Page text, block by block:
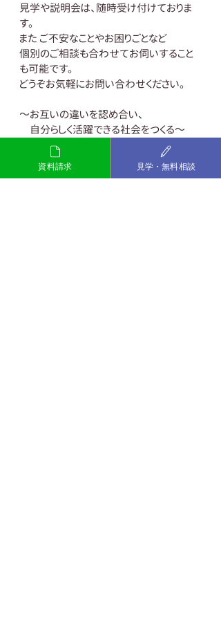
見学や説明会は、随時受け付けておりま
す。
また ご不安なことやお困りごとなど
個別のご相談も合わせてお伺いすること
も可能です。
どうぞお気軽にお問い合わせください。
～お互いの違いを認め合い、
自分らしく活躍できる社会をつくる～
一般社団法人マイ・ピース
My Piece おだわら
TEL:0465-20-4640
資料請求 見学・無料相談